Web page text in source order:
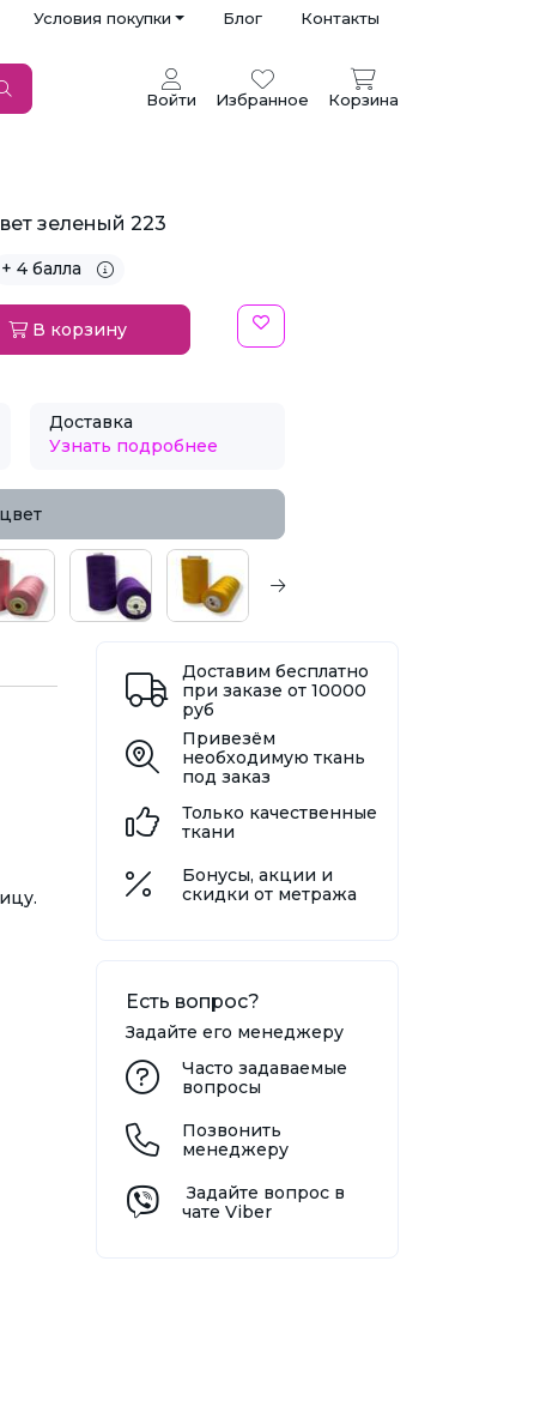
Условия покупки Блог Контакты
Войти Избранное Корзина
зеленый 223
+ 4 балла
В корзину
Доставка
Узнать подробнее
цвет
Доставим бесплатно
при заказе от 10000
руб
Привезём
необходимую ткань
под заказ
Только качественные
ткани
Бонусы, акции и
скидки от метража
Есть вопрос?
Задайте его менеджеру
Часто задаваемые
вопросы
Позвонить
менеджеру
Задайте вопрос в
чате Viber